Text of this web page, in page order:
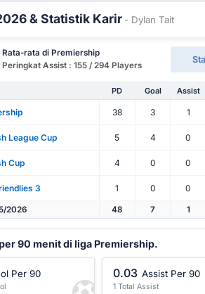
& Statistik Karir - Dylan Tait
Rata-rata di Premiership
Peringkat Assist : 155 / 294 Players
PD Goal Assist
38 3 1
League Cup 5 4 0
Cup 4 0 0
3 1 0 0
2026 48 7 1
90 menit di liga Premiership.
Per 90 0.03 Assist Per 90
1 Total Assist